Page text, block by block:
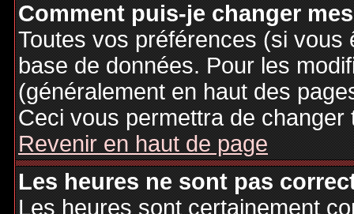
Comment puis-je changer
Toutes vos préférences (si
base de données. Pour les
(généralement en haut des
Ceci vous permettra de
Revenir en haut de page
Les heures ne sont pas
Les heures sont certainement